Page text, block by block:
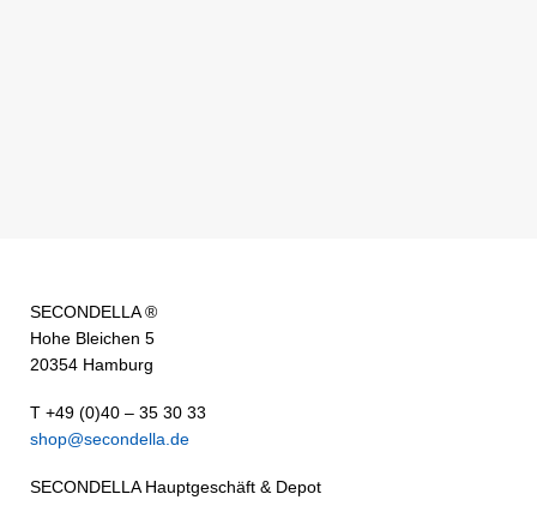
SECONDELLA ®
Hohe Bleichen 5
20354 Hamburg
T +49 (0)40 – 35 30 33
shop@secondella.de
SECONDELLA Hauptgeschäft & Depot